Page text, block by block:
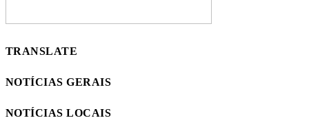
TRANSLATE
NOTÍCIAS GERAIS
NOTÍCIAS LOCAIS